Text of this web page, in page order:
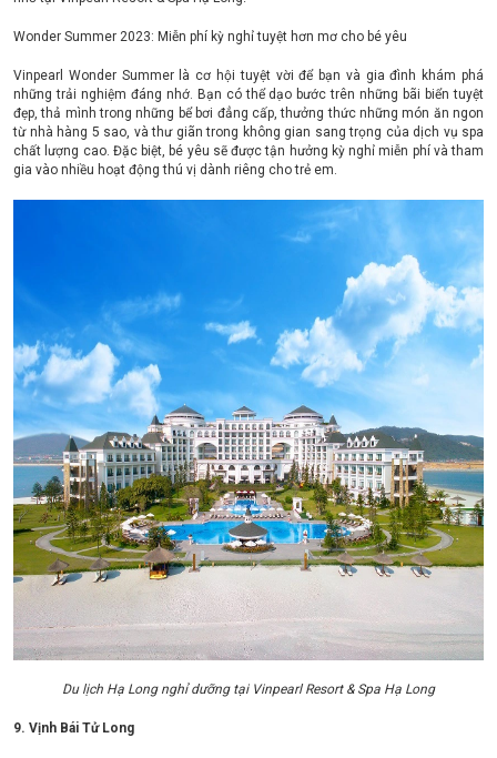
Wonder Summer 2023: Miễn phí kỳ nghỉ tuyệt hơn mơ cho bé yêu
Vinpearl Wonder Summer là cơ hội tuyệt vời để bạn và gia đình khám phá
những trải nghiệm đáng nhớ. Bạn có thể dạo bước trên những bãi biển tuyệt
đẹp, thả mình trong những bể bơi đẳng cấp, thưởng thức những món ăn ngon
từ nhà hàng 5 sao, và thư giãn trong không gian sang trọng của dịch vụ spa
chất lượng cao. Đặc biệt, bé yêu sẽ được tận hưởng kỳ nghỉ miễn phí và tham
gia vào nhiều hoạt động thú vị dành riêng cho trẻ em.
Du lịch Hạ Long nghỉ dưỡng tại Vinpearl Resort & Spa Hạ Long
9. Vịnh Bái Tử Long